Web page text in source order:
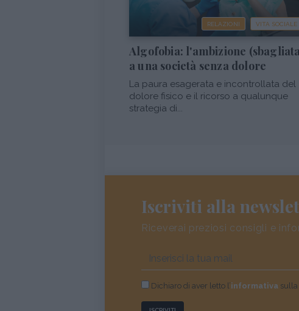
RELAZIONI VITA SOCIALE
Algofobia: l'ambizione
a una società senza dolore
La paura esagerata e incontrollata del
dolore fisico e il ricorso a qualunque
strategia di...
Iscriviti alla
Riceverai preziosi consigli e
Dichiaro di aver letto l’informativa